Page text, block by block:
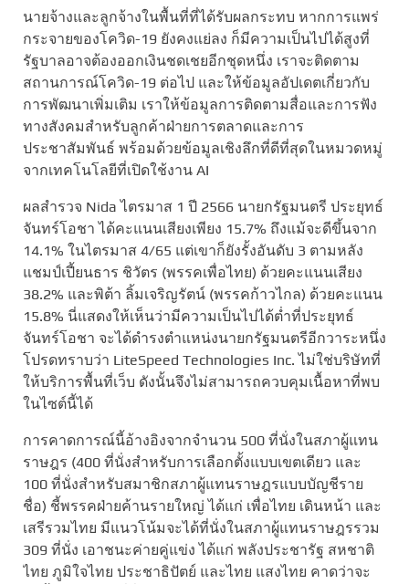
นายจ้างและลูกจ้างในพื้นที่ที่ได้รับผลกระทบ หากการแพร่
กระจายของโควิด-19 ยังคงแย่ลง ก็มีความเป็นไปได้สูงที่
รัฐบาลอาจต้องออกเงินชดเชยอีกชุดหนึ่ง เราจะติดตาม
สถานการณ์โควิด-19 ต่อไป และให้ข้อมูลอัปเดตเกี่ยวกับ
การพัฒนาเพิ่มเติม เราให้ข้อมูลการติดตามสื่อและการฟัง
ทางสังคมสำหรับลูกค้าฝ่ายการตลาดและการ
ประชาสัมพันธ์ พร้อมด้วยข้อมูลเชิงลึกที่ดีที่สุดในหมวดหมู่
จากเทคโนโลยีที่เปิดใช้งาน AI
ผลสำรวจ Nida ไตรมาส 1 ปี 2566 นายกรัฐมนตรี ประยุทธ์
จันทร์โอชา ได้คะแนนเสียงเพียง 15.7% ถึงแม้จะดีขึ้นจาก
14.1% ในไตรมาส 4/65 แต่เขาก็ยังรั้งอันดับ 3 ตามหลัง
แชมป์เปี้ยนธาร ชิวัตร (พรรคเพื่อไทย) ด้วยคะแนนเสียง
38.2% และพิต้า ลิ้มเจริญรัตน์ (พรรคก้าวไกล) ด้วยคะแนน
15.8% นี่แสดงให้เห็นว่ามีความเป็นไปได้ต่ำที่ประยุทธ์
จันทร์โอชา จะได้ดำรงตำแหน่งนายกรัฐมนตรีอีกวาระหนึ่ง
โปรดทราบว่า LiteSpeed ​​Technologies Inc. ไม่ใช่บริษัทที่
ให้บริการพื้นที่เว็บ ดังนั้นจึงไม่สามารถควบคุมเนื้อหาที่พบ
ในไซต์นี้ได้
การคาดการณ์นี้อ้างอิงจากจำนวน 500 ที่นั่งในสภาผู้แทน
ราษฎร (400 ที่นั่งสำหรับการเลือกตั้งแบบเขตเดียว และ
100 ที่นั่งสำหรับสมาชิกสภาผู้แทนราษฎรแบบบัญชีราย
ชื่อ) ชี้พรรคฝ่ายค้านรายใหญ่ ได้แก่ เพื่อไทย เดินหน้า และ
เสรีรวมไทย มีแนวโน้มจะได้ที่นั่งในสภาผู้แทนราษฎรรวม
309 ที่นั่ง เอาชนะค่ายคู่แข่ง ได้แก่ พลังประชารัฐ สหชาติ
ไทย ภูมิใจไทย ประชาธิปัตย์ และไทย แสงไทย คาดว่าจะ